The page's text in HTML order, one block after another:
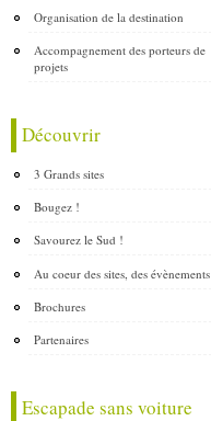
Organisation de la destination
Accompagnement des porteurs de
projets
Découvrir
3 Grands sites
Bougez !
Savourez le Sud !
Au coeur des sites, des évènements
Brochures
Partenaires
Escapade sans voiture